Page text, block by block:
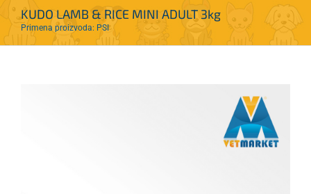
KUDO LAMB & RICE MINI ADULT 3kg
Primena proizvoda: PSI